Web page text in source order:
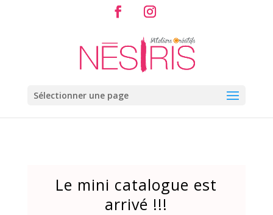
Sélectionner une page
Le mini catalogue est
arrivé !!!